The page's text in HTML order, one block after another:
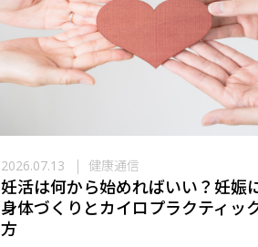
2026.07.13 健康通信
妊活は何から始めればいい？妊娠
身体づくりとカイロプラクティッ
方